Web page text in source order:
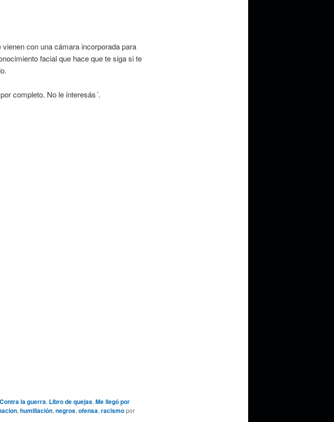
con una cámara incorporada para
facial que hace que te siga si te
completo. No le interesás´.
Contra la guerra, Libro de quejas, Me llegó por
, humillación, negros, ofensa, racismopor